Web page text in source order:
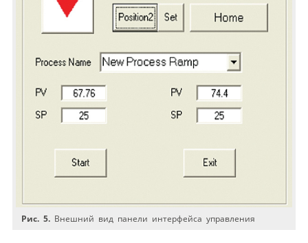
Рис. 5. Внешний вид панели интерфейса управления